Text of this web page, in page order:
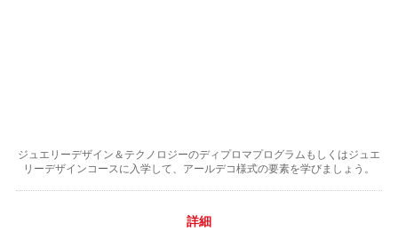
ジュエリーデザイン＆テクノロジーのディプロマプログラムもしくはジュエ
リーデザインコースに入学して、アールデコ様式の要素を学びましょう。
詳細